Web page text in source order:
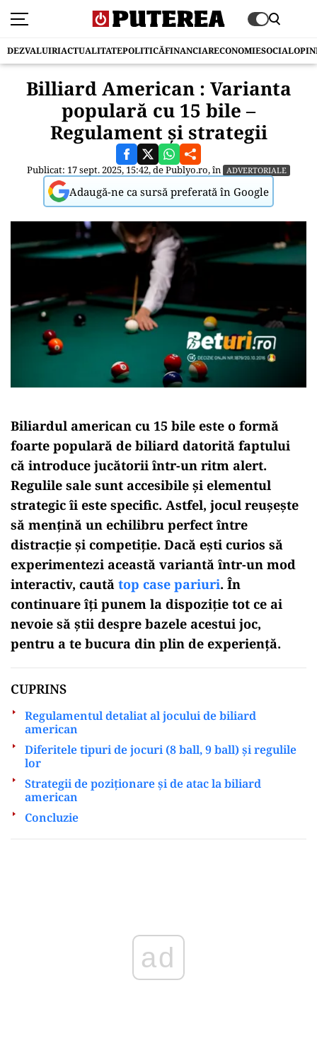
DEZVALUIRIACTUALITATEPOLITICĂFINANCIARECONOMIESOCIAL
Billiard American : Varianta
populară cu 15 bile –
Regulament și strategii
Publicat: 17 sept. 2025, 15:42, dePublyo.ro, în ADVERTORIALE
Adaugă-ne ca sursă preferată în Google
Biliardul american cu 15 bile este o formă
foarte populară de biliard datorită faptului
că introduce jucătorii într-un ritm alert.
Regulile sale sunt accesibile și elementul
strategic îi este specific. Astfel, jocul reușește
să mențină un echilibru perfect între
distracție și competiție. Dacă ești curios să
experimentezi această variantă într-un mod
interactiv, caută top case pariuri. În
continuare îți punem la dispoziție tot ce ai
nevoie să știi despre bazele acestui joc,
pentru a te bucura din plin de experiență.
CUPRINS
Regulamentul detaliat al jocului de biliard
american
Diferitele tipuri de jocuri (8 ball, 9 ball) și regulile
lor
Strategii de poziționare și de atac la biliard
american
Concluzie
ad